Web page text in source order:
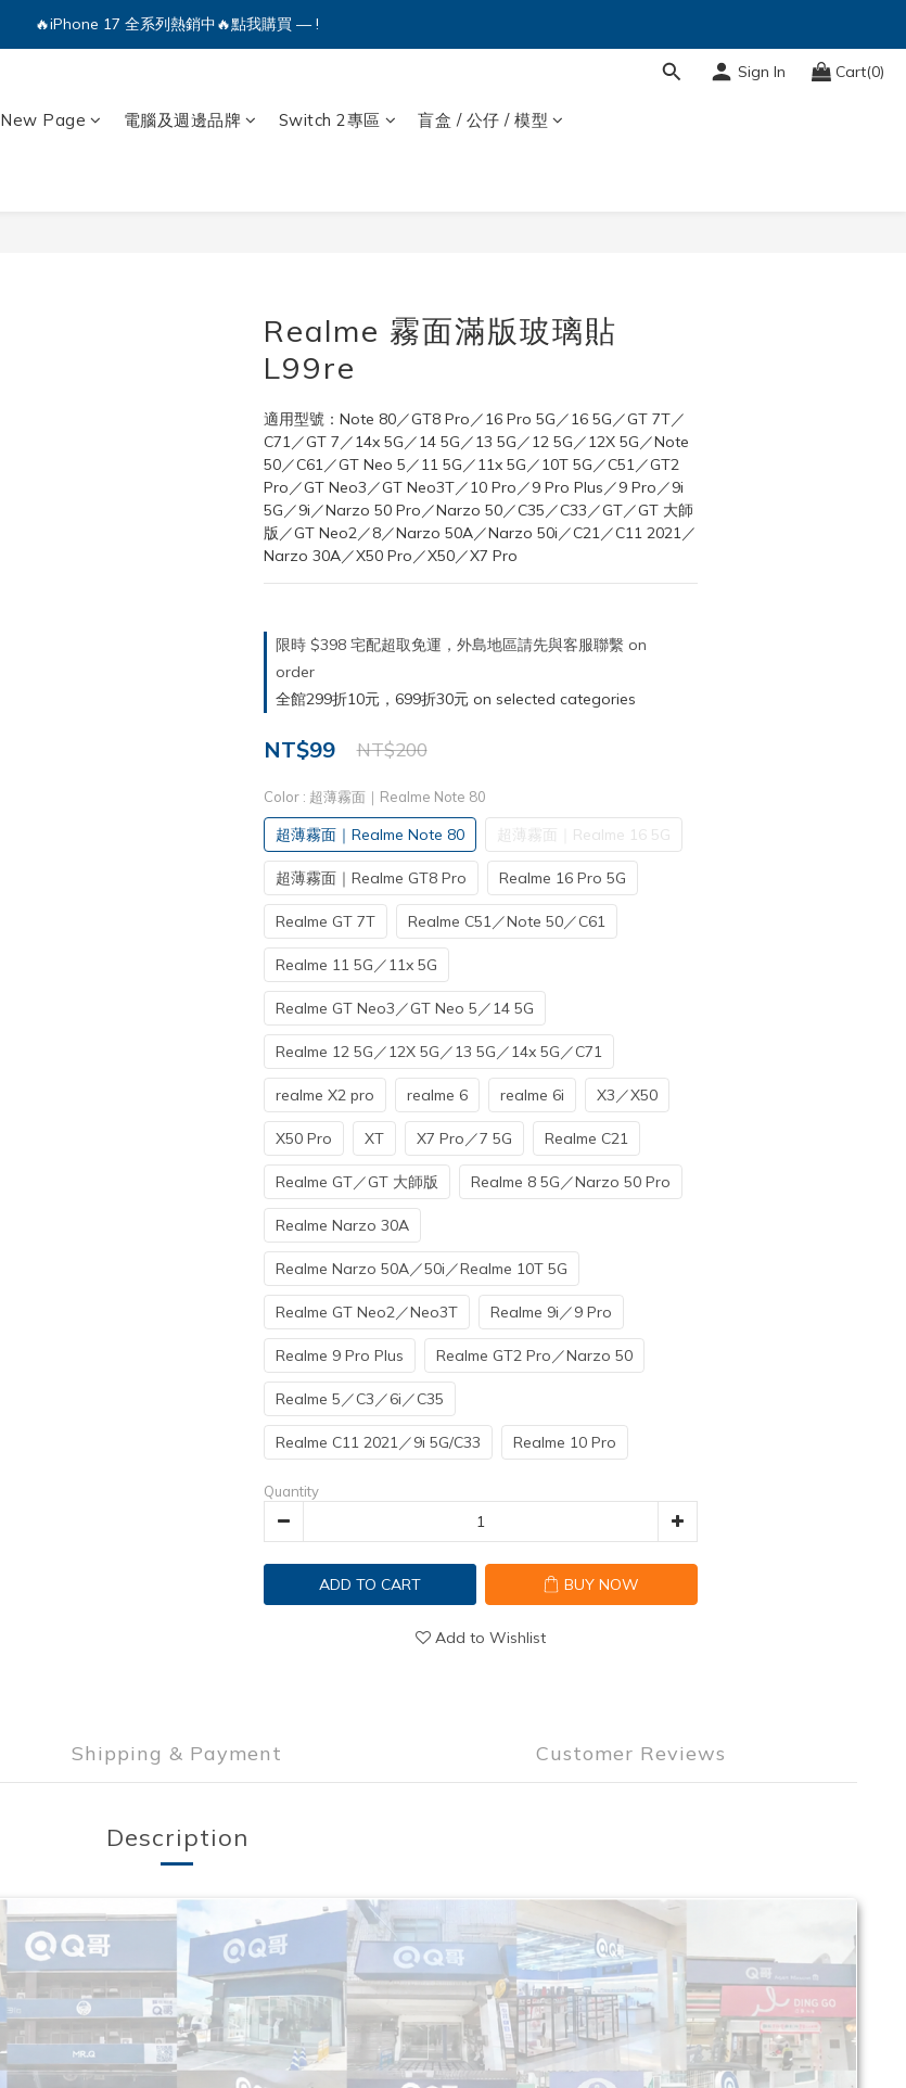
🔥iPhone 17 全系列熱銷中🔥點我購買 — !
💕加入Q哥 Line 新好友領優惠券！🎫
Sign In Cart(0)
New Page 電腦及週邊品牌 Switch 2專區 盲盒 / 公仔 / 模型
Realme 霧面滿版玻璃貼
L99re
適用型號：Note 80／GT8 Pro／16 Pro 5G／16 5G／GT 7T／
C71／GT 7／14x 5G／14 5G／13 5G／12 5G／12X 5G／Note
50／C61／GT Neo 5／11 5G／11x 5G／10T 5G／C51／GT2
Pro／GT Neo3／GT Neo3T／10 Pro／9 Pro Plus／9 Pro／9i
5G／9i／Narzo 50 Pro／Narzo 50／C35／C33／GT／GT 大師
版／GT Neo2／8／Narzo 50A／Narzo 50i／C21／C11 2021／
Narzo 30A／X50 Pro／X50／X7 Pro
限時 $398 宅配超取免運，外島地區請先與客服聯繫 on
order
全館299折10元，699折30元 on selected categories
NT$99 NT$200
Color : 超薄霧面｜Realme Note 80
超薄霧面｜Realme Note 80 超薄霧面｜Realme 16 5G
超薄霧面｜Realme GT8 Pro Realme 16 Pro 5G
Realme GT 7T Realme C51／Note 50／C61
Realme 11 5G／11x 5G
Realme GT Neo3／GT Neo 5／14 5G
Realme 12 5G／12X 5G／13 5G／14x 5G／C71
realme X2 pro realme 6 realme 6i X3／X50
X50 Pro XT X7 Pro／7 5G Realme C21
Realme GT／GT 大師版 Realme 8 5G／Narzo 50 Pro
Realme Narzo 30A
Realme Narzo 50A／50i／Realme 10T 5G
Realme GT Neo2／Neo3T Realme 9i／9 Pro
Realme 9 Pro Plus Realme GT2 Pro／Narzo 50
Realme 5／C3／6i／C35
Realme C11 2021／9i 5G/C33 Realme 10 Pro
Quantity
ADD TO CART BUY NOW
Add to Wishlist
Shipping & Payment Customer Reviews
Description